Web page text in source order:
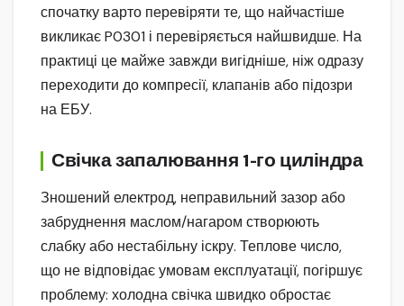
спочатку варто перевіряти те, що найчастіше
викликає P0301 і перевіряється найшвидше. На
практиці це майже завжди вигідніше, ніж одразу
переходити до компресії, клапанів або підозри
на ЕБУ.
Свічка запалювання 1-го циліндра
Зношений електрод, неправильний зазор або
забруднення маслом/нагаром створюють
слабку або нестабільну іскру. Теплове число,
що не відповідає умовам експлуатації, погіршує
проблему: холодна свічка швидко обростає